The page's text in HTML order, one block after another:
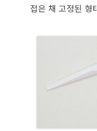
접은 채 고정된 형